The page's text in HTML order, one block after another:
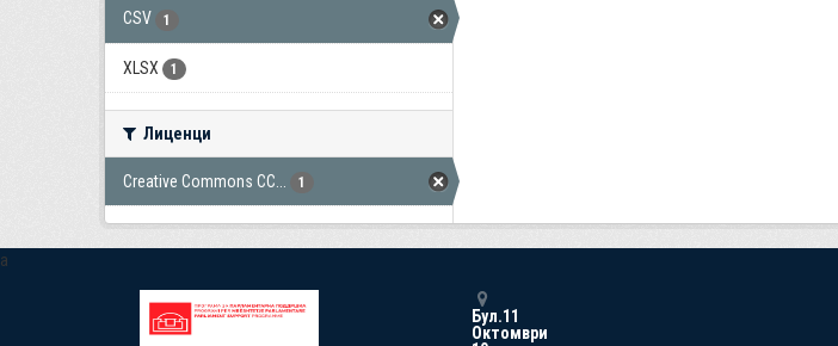
CSV 1
XLSX 1
Лиценци
Creative Commons CC... 1
a
Бул.11
Октомври